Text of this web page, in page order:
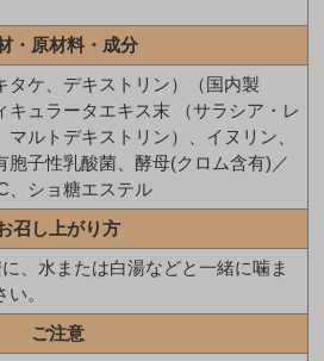
・原材料・成分
タケ、デキストリン）（国内製
キュラータエキス末 （サラシア・レ
ルトデキストリン）、イヌリン、
胞子性乳酸菌、酵母(クロム含有)／
、ショ糖エステル
召し上がり方
、水または白湯などと一緒に噛ま
。
ご注意